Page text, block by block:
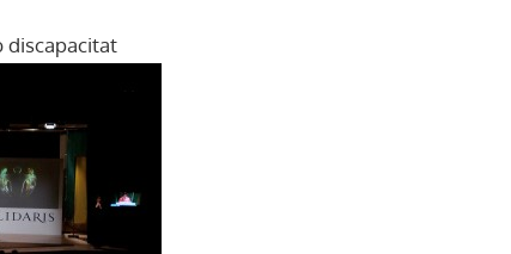
discapacitat